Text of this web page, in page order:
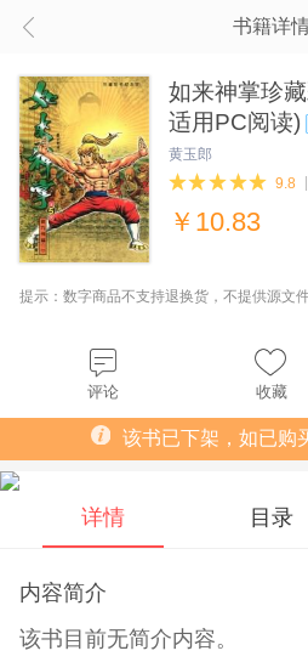
书籍详
如来神掌珍
适用PC阅读)
黄玉郎
9.8
￥ 10.83
提示：数字商品不支持退换货，不提供源文
评论 收藏
该书已下架，如已购
详情 目录
内容简介
该书目前无简介内容。